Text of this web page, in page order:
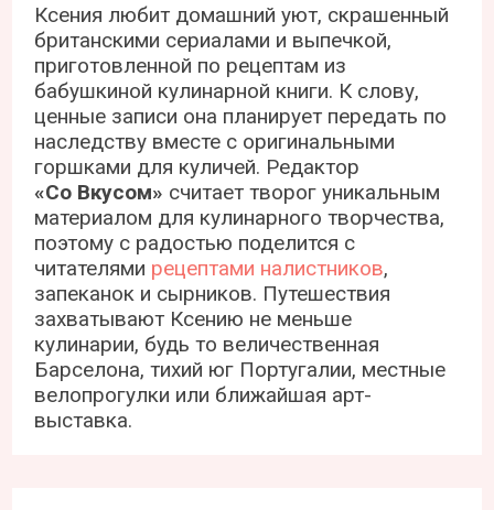
Ксения любит домашний уют, скрашенный
британскими сериалами и выпечкой,
приготовленной по рецептам из
бабушкиной кулинарной книги. К слову,
ценные записи она планирует передать по
наследству вместе с оригинальными
горшками для куличей. Редактор
«Со Вкусом» считает творог уникальным
материалом для кулинарного творчества,
поэтому с радостью поделится с
читателями рецептами налистников,
запеканок и сырников. Путешествия
захватывают Ксению не меньше
кулинарии, будь то величественная
Барселона, тихий юг Португалии, местные
велопрогулки или ближайшая арт-
выставка.